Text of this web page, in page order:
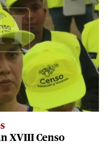
XVIII Censo